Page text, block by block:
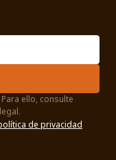
ello, consulte
de privacidad